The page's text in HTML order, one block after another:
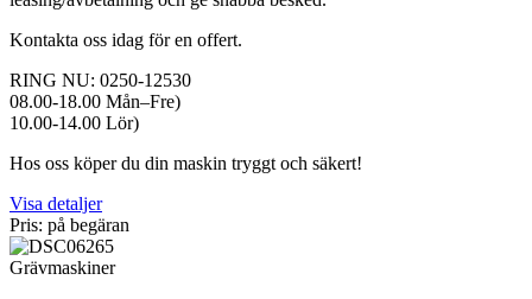
Kontakta oss idag för en offert.
RING NU: 0250-12530
08.00-18.00 Mån–Fre)
10.00-14.00 Lör)
Hos oss köper du din maskin tryggt och säkert!
Visa detaljer
Pris: på begäran
Grävmaskiner